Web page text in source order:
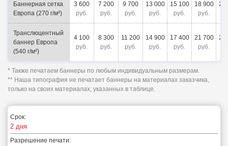
Баннерная сетка
Европа (270 г/м²)
3 600
руб.
7 200
руб.
9 700
руб.
13 000
руб.
15 100
руб.
18 900
руб.
22
Транслюцентный
баннер Европа
(540 г/м²)
4 100
руб.
8 300
руб.
11 200
руб.
14 900
руб.
17 400
руб.
21 700
руб.
26
* Также печатаем баннеры по любым индивидуальным размерам.
** Наша типография не печатает баннеры на материалах заказчика,
только на своих материалах, указанных в таблице.
Срок:
2 дня
Разрешение печати: